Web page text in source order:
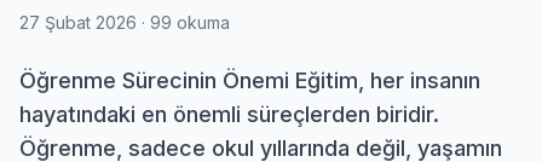
27 Şubat 2026 · 99 okuma
Öğrenme Sürecinin Önemi Eğitim, her insanın
hayatındaki en önemli süreçlerden biridir.
Öğrenme, sadece okul yıllarında değil, yaşamın